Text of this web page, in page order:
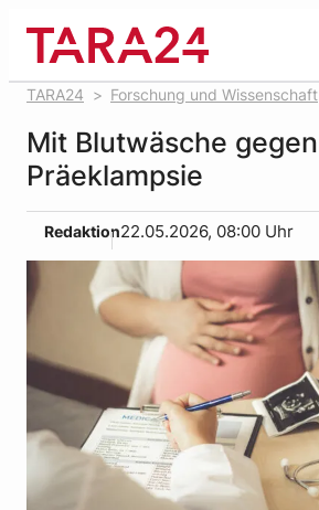
springen
TARA24 Forschung und Wissenschaft
Mit Blutwäsche gegen
Präeklampsie
Redaktion22.05.2026, 08:00 Uhr